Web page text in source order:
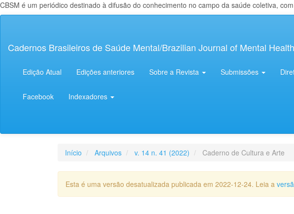
CBSM é um periódico destinado à difusão do conhecimento no campo da saúde coletiva,
principal
Lateral
Cadernos Brasileiros de Saúde Mental/Brazilian Journal of Mental Health
Edição Atual Edições anteriores Sobre a Revista Submissões
Facebook Indexadores
Início Arquivos v. 14 n. 41 (2022) Caderno de Cultura e Arte
Esta é uma versão desatualizada publicada em 2022-12-24. Leia a